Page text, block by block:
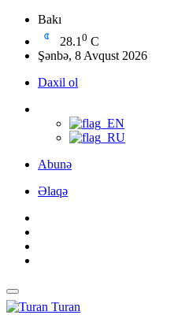
Bakı
28.1 0 C
Şənbə, 8 Avqust 2026
Daxil ol
Abunə
Əlaqə
Turan